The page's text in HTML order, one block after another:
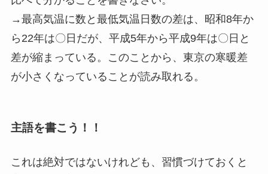
→最高気温に数と最低気温日数の差は、昭和8年か
ら22年は〇日だが、平成5年から平成9年は〇日と
差が縮まっている。このことから、東京の寒暖差
が小さくなっていることが読み取れる。
主語を書こう！！
これは絶対ではないけれども、習慣づけておくと